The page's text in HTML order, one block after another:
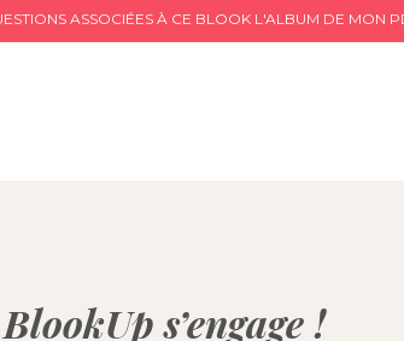
ASSOCIÉES À CE BLOOK L'ALBUM DE MON
BlookUp s’engage !